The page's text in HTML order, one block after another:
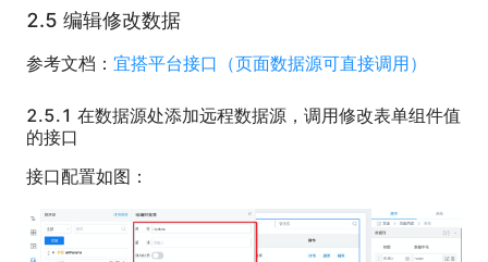
2.5 编辑修改数据
参考文档： 宜搭平台接口（页面数据源可直接调用）
2.5.1 在数据源处添加远程数据源，调用修改表单组件值
的接口
接口配置如图：